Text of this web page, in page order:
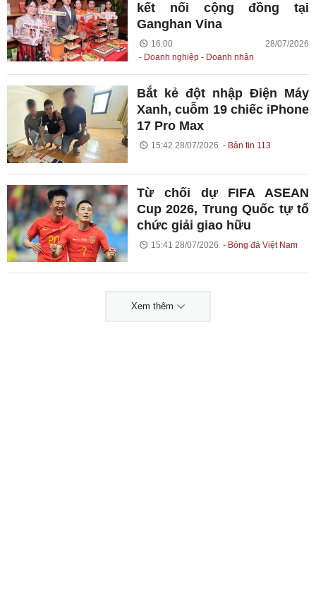
kết nối cộng đồng tại
Ganghan Vina
16:00 28/07/2026
Doanh nghiệp - Doanh nhân
Bắt kẻ đột nhập Điện Máy
Xanh, cuỗm 19 chiếc iPhone
17 Pro Max
15:42 28/07/2026 Bản tin 113
Từ chối dự FIFA ASEAN
Cup 2026, Trung Quốc tự tổ
chức giải giao hữu
15:41 28/07/2026 Bóng đá Việt Nam
Xem thêm